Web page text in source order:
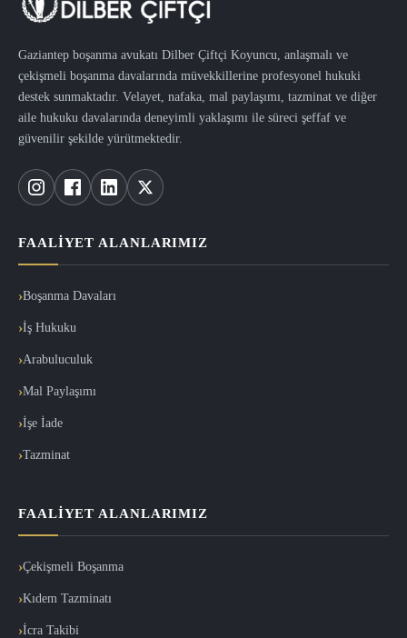
Gaziantep boşanma avukatı Dilber Çiftçi Koyuncu, anlaşmalı ve
çekişmeli boşanma davalarında müvekkillerine profesyonel hukuki
destek sunmaktadır. Velayet, nafaka, mal paylaşımı, tazminat ve diğer
aile hukuku davalarında deneyimli yaklaşımı ile süreci şeffaf ve
güvenilir şekilde yürütmektedir.
FAALIYET ALANLARIMIZ
Boşanma Davaları
İş Hukuku
Arabuluculuk
Mal Paylaşımı
İşe İade
Tazminat
FAALIYET ALANLARIMIZ
Çekişmeli Boşanma
Kıdem Tazminatı
İcra Takibi